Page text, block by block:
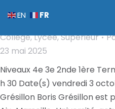
aujourd’hui
Collège,Lycée,Supérieur
23 mai 2025
Niveaux 4e 3e 2nde 1ère
h 30 Date(s) vendredi 3
Grésillon Boris Grésillon est
EN FR